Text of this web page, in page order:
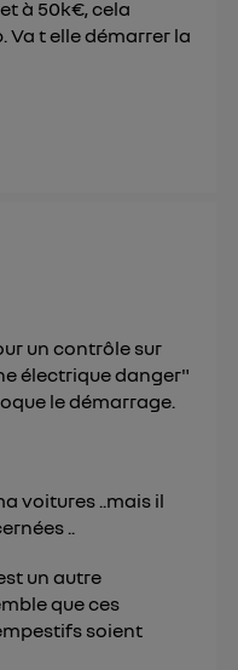
à 50k€, cela
Va t elle démarrer la
un contrôle sur
électrique danger"
le démarrage.
voitures ..mais il
..
un autre
que ces
soient